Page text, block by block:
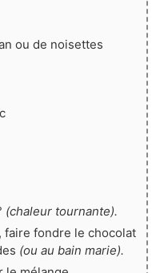
ou de noisettes
(chaleur tournante).
faire fondre le chocolat
(ou au bain marie).